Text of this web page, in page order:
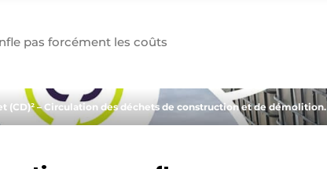
pas forcément les coûts
(CD)² – Circulation des déchets de construction et de démolition.